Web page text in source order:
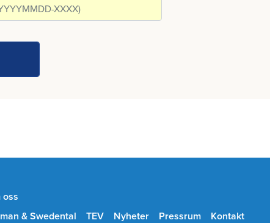
oss
& Swedental TEV Nyheter Pressrum Kontakt